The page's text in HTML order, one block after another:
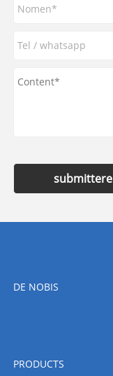
submittere
DE NOBIS
PRODUCTS